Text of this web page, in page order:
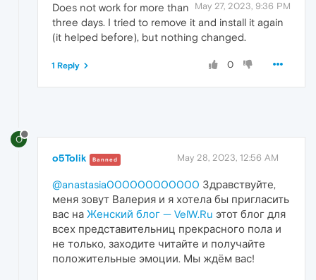
May 27, 2023, 9:36 PM
Does not work for more than
three days. I tried to remove it and install it again
(it helped before), but nothing changed.
0
1 Reply
O
o5Tolik Banned May 28, 2023, 12:56 AM
@anastasia000000000000 Здравствуйте,
меня зовут Валерия и я хотела бы пригласить
вас на Женский блог — VelW.Ru этот блог для
всех представительниц прекрасного пола и
не только, заходите читайте и получайте
положительные эмоции. Мы ждём вас!